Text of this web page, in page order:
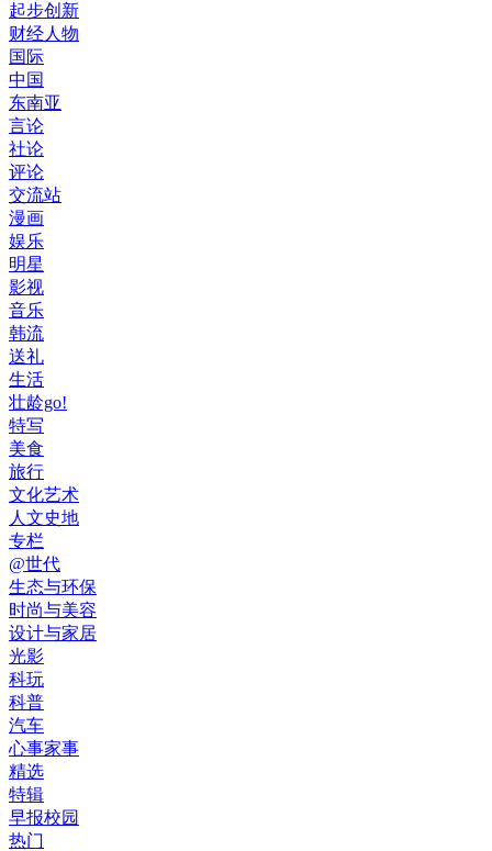
起步创新
财经人物
国际
中国
东南亚
言论
社论
评论
交流站
漫画
娱乐
明星
影视
音乐
韩流
送礼
生活
壮龄go!
特写
美食
旅行
文化艺术
人文史地
专栏
@世代
生态与环保
时尚与美容
设计与家居
光影
科玩
科普
汽车
心事家事
精选
特辑
早报校园
热门